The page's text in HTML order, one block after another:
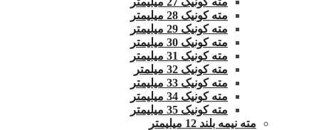
مته کونیک 28 میلیمتر
مته کونیک 29 میلیمتر
مته کونیک 30 میلیمتر
مته کونیک 31 میلیمتر
مته کونیک 32 میلمتر
مته کونیک 33 میلیمتر
مته کونیک 34 میلیمتر
مته کونیک 35 میلیمتر
مته نیمه بلند 12 میلیمتر